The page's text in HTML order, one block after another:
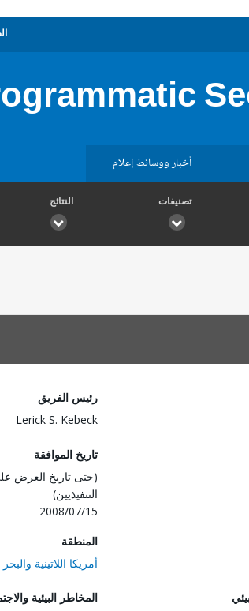
أخبار ووسائط إعلام
تصنيفات النتائج
رئيس الفريق
Lerick S. Kebeck
تاريخ الموافقة
(حتى تاريخ العرض
التنفيذيين)
2008/07/15
المنطقة
أمريكا اللاتينية
المخاطر البيئية